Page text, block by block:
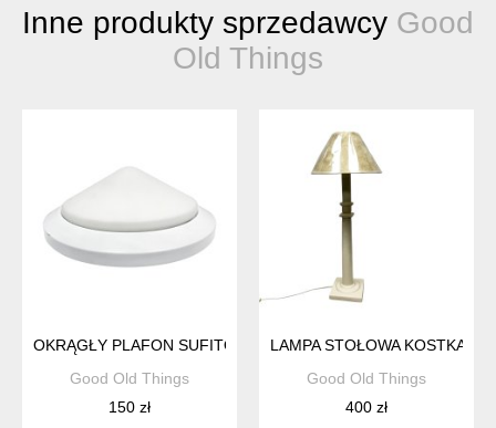
Inne produkty sprzedawcy Good
Old Things
OKRĄGŁY PLAFON SUFITOWY BAHAG, NIEMCY LAT 80.
Good Old Things
150 zł
LAMPA STOŁOWA KOSTKA
Good Old Things
400 zł